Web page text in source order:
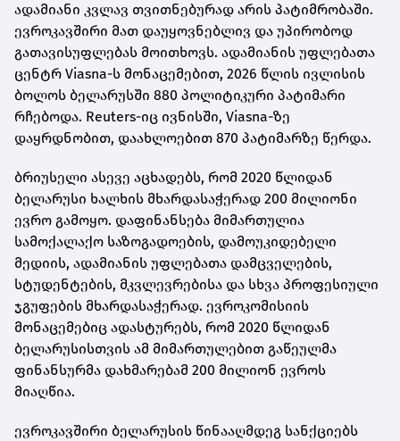
ადამიანი კვლავ თვითნებურად არის პატიმრობაში.
ევროკავშირი მათ დაუყოვნებლივ და უპირობოდ
გათავისუფლებას მოითხოვს. ადამიანის უფლებათა
ცენტრ Viasna-ს მონაცემებით, 2026 წლის ივლისის
ბოლოს ბელარუსში 880 პოლიტიკური პატიმარი
რჩებოდა. Reuters-იც ივნისში, Viasna-ზე
დაყრდნობით, დაახლოებით 870 პატიმარზე წერდა.
ბრიუსელი ასევე აცხადებს, რომ 2020 წლიდან
ბელარუსი ხალხის მხარდასაჭერად 200 მილიონი
ევრო გამოყო. დაფინანსება მიმართულია
სამოქალაქო საზოგადოების, დამოუკიდებელი
მედიის, ადამიანის უფლებათა დამცველების,
სტუდენტების, მკვლევრებისა და სხვა პროფესიული
ჯგუფების მხარდასაჭერად. ევროკომისიის
მონაცემებიც ადასტურებს, რომ 2020 წლიდან
ბელარუსისთვის ამ მიმართულებით გაწეულმა
ფინანსურმა დახმარებამ 200 მილიონ ევროს
მიაღწია.
ევროკავშირი ბელარუსის წინააღმდეგ სანქციებს